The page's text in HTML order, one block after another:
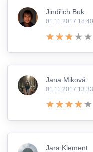
Jindřich Buk
01.11.2017 18:40
Jana Miková
01.11.2017 13:33
Jara Klement